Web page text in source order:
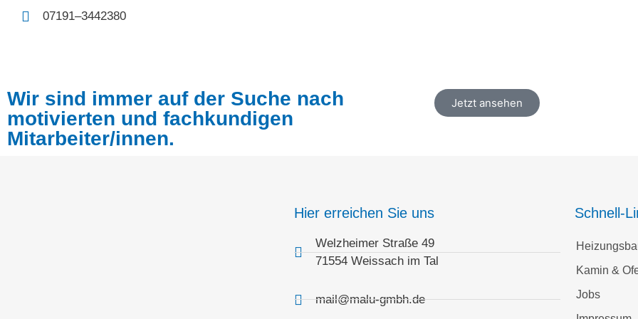
07191–3442380
Wir sind immer auf der Suche nach
motivierten und fachkundigen
Mitarbeiter/innen.
Jetzt ansehen
Hier erreichen Sie uns
Welzheimer Straße 49
71554 Weissach im Tal
mail@malu-gmbh.de
Schnell-
Kamin &
Jobs